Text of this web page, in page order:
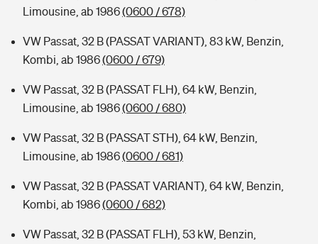
Limousine, ab 1986(0600 / 678)
VW Passat, 32 B (PASSAT VARIANT), 83 kW, Benzin,
Kombi, ab 1986(0600 / 679)
VW Passat, 32 B (PASSAT FLH), 64 kW, Benzin,
Limousine, ab 1986(0600 / 680)
VW Passat, 32 B (PASSAT STH), 64 kW, Benzin,
Limousine, ab 1986(0600 / 681)
VW Passat, 32 B (PASSAT VARIANT), 64 kW, Benzin,
Kombi, ab 1986(0600 / 682)
VW Passat, 32 B (PASSAT FLH), 53 kW, Benzin,